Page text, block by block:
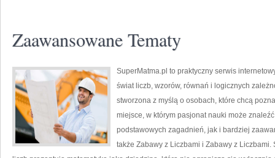
Zaawansowane Tematy
SuperMatma.pl to praktyczny serwis
świat liczb, wzorów, równań i logicznych
stworzona z myślą o osobach, które chcą
miejsce, w którym pasjonat nauki może
podstawowych zagadnień, jak i bardziej
także Zabawy z Liczbami i Zabawy z